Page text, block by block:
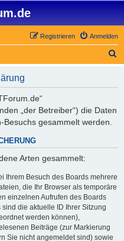
Anmelden
Registrieren
„der Betreiber“) die Daten
gesammelt werden.
Arten gesammelt:
Ihrem Besuch des Boards mehrere
die Ihr Browser als temporäre
einzelnen Aufrufen des Boards
die aktuelle ID Ihrer Sitzung
werden können),
Beiträge (zur Markierung
Sie nicht angemeldet sind) sowie